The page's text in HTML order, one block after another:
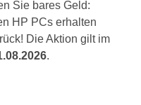
Sie bares Geld:
HP PCs erhalten
Die Aktion gilt im
.